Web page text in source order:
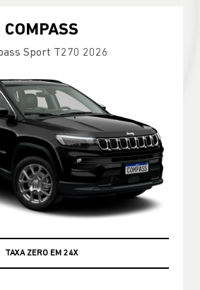
COMPASS
Sport T270 2026
TAXA ZERO EM 24X